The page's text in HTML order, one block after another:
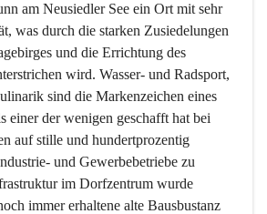
am Neusiedler See ein Ort mit sehr
was durch die starken Zusiedelungen
und die Errichtung des
wird. Wasser- und Radsport,
sind die Markenzeichen eines
einer der wenigen geschafft hat bei
auf stille und hundertprozentig
und Gewerbebetriebe zu
im Dorfzentrum wurde
immer erhaltene alte Bausbustanz